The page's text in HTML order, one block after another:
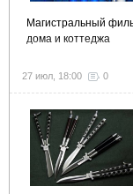
Магистральный
дома и коттеджа
27 июл, 18:00 0